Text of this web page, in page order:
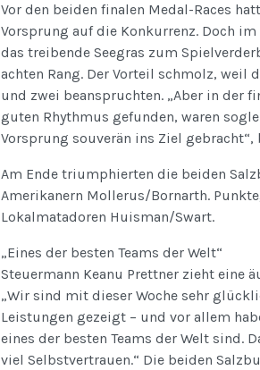
Vor den beiden finalen Medal-Races
Vorsprung auf die Konkurrenz. Doch
das treibende Seegras zum
achten Rang. Der Vorteil schmolz, weil
und zwei beanspruchten. „Aber in der
guten Rhythmus gefunden, waren
Vorsprung souverän ins Ziel
Am Ende triumphierten die beiden
Amerikanern Mollerus/Bornarth.
Lokalmatadoren Huisman/Swart.
„Eines der besten Teams der Welt“
Steuermann Keanu Prettner zieht eine
„Wir sind mit dieser Woche sehr
Leistungen gezeigt – und vor allem
eines der besten Teams der Welt sind.
viel Selbstvertrauen.“ Die beiden